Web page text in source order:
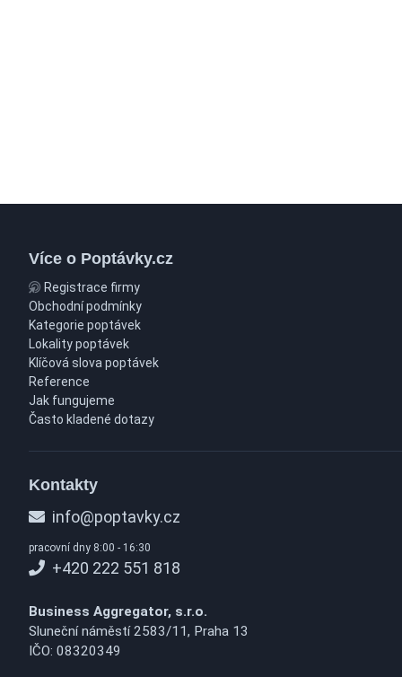
Více o Poptávky.cz
Registrace firmy
Obchodní podmínky
Kategorie poptávek
Lokality poptávek
Klíčová slova poptávek
Reference
Jak fungujeme
Často kladené dotazy
Kontakty
info@poptavky.cz
pracovní dny 8:00 - 16:30
+420 222 551 818
Business Aggregator, s.r.o.
Sluneční náměstí 2583/11, Praha 13
IČO: 08320349